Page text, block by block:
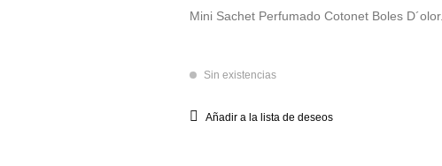
Mini Sachet Perfumado Cotonet Boles D´olor.
Sin existencias
Añadir a la lista de deseos